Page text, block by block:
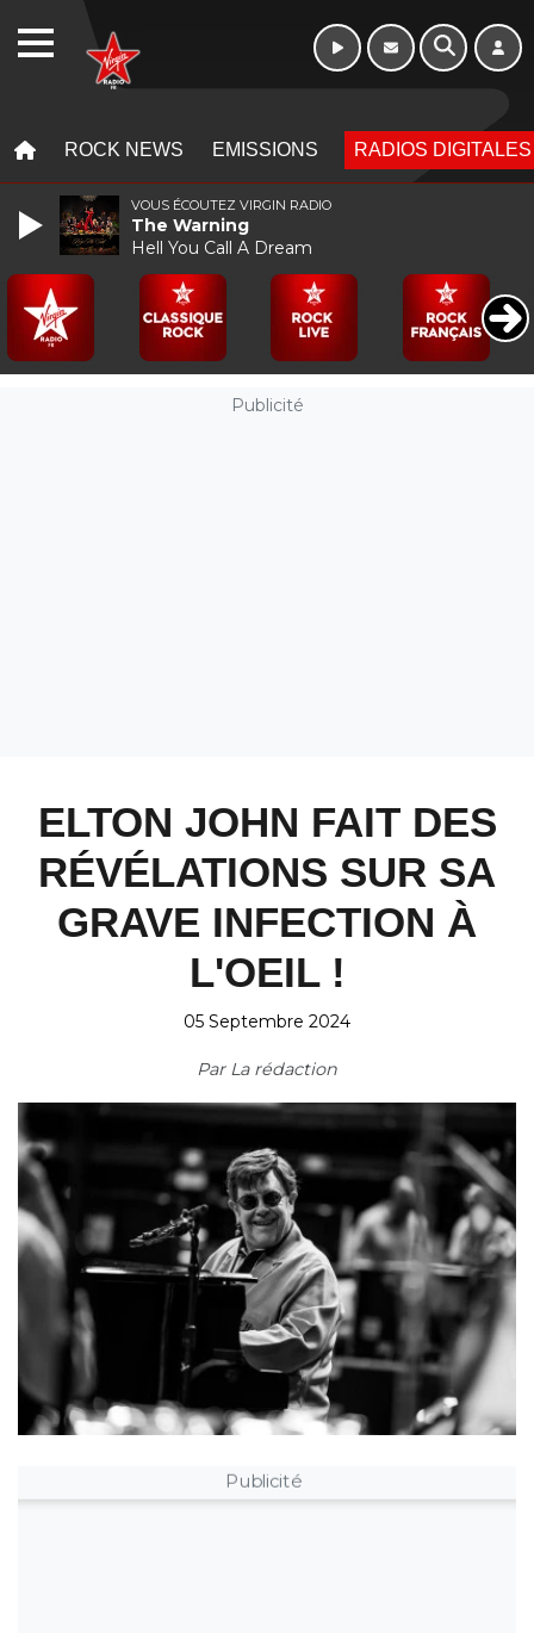
ROCK NEWS EMISSIONS RADIOS DIGITALES
Publicité
ELTON JOHN FAIT DES
RÉVÉLATIONS SUR SA
GRAVE INFECTION À
L'OEIL !
05 Septembre 2024
Par La rédaction
Publicité
VOUS ÉCOUTEZ VIRGIN RADIO
The Warning
Hell You Call A Dream
WEBRADIO